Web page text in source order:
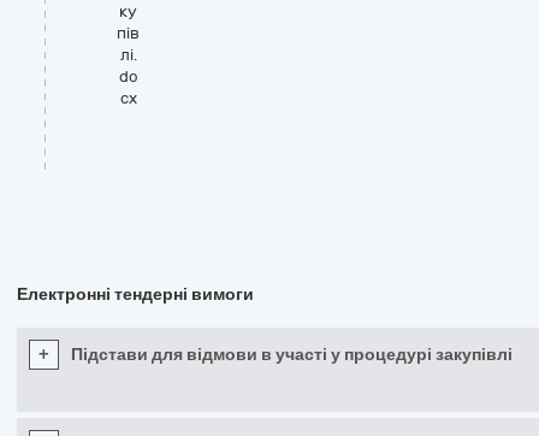
ку
пів
лі.
do
cx
Електронні тендерні вимоги
+ Підстави для відмови в участі у процедурі закупівлі